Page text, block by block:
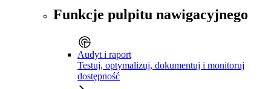
Funkcje pulpitu nawigacyjnego
Audyt i raport
Testuj, optymalizuj, dokumentuj i monitoruj
dostępność